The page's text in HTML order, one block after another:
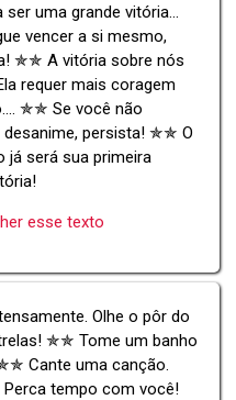
uma grande vitória...
vencer a si mesmo,
✯✯ A vitória sobre nós
requer mais coragem
✯✯ Se você não
desanime, persista! ✯✯ O
já será sua primeira
esse texto
Olhe o pôr do
✯✯ Tome um banho
Cante uma canção.
Perca tempo com você!